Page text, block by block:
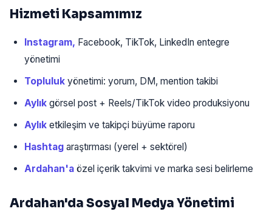
Hizmeti Kapsamımız
Instagram, Facebook, TikTok, LinkedIn entegre
yönetimi
Topluluk yönetimi: yorum, DM, mention takibi
Aylık görsel post + Reels/TikTok video produksiyonu
Aylık etkileşim ve takipçi büyüme raporu
Hashtag araştırması (yerel + sektörel)
Ardahan'a özel içerik takvimi ve marka sesi belirleme
Ardahan'da Sosyal Medya Yönetimi